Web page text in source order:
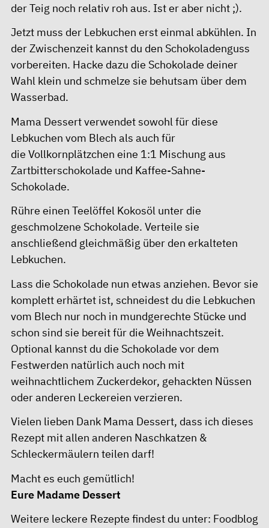
der Teig noch relativ roh aus. Ist er aber nicht ;).
Jetzt muss der Lebkuchen erst einmal abkühlen. In
der Zwischenzeit kannst du den Schokoladenguss
vorbereiten. Hacke dazu die Schokolade deiner
Wahl klein und schmelze sie behutsam über dem
Wasserbad.
Mama Dessert verwendet sowohl für diese
Lebkuchen vom Blech als auch für
die Vollkornplätzchen eine 1:1 Mischung aus
Zartbitterschokolade und Kaffee-Sahne-
Schokolade.
Rühre einen Teelöffel Kokosöl unter die
geschmolzene Schokolade. Verteile sie
anschließend gleichmäßig über den erkalteten
Lebkuchen.
Lass die Schokolade nun etwas anziehen. Bevor sie
komplett erhärtet ist, schneidest du die Lebkuchen
vom Blech nur noch in mundgerechte Stücke und
schon sind sie bereit für die Weihnachtszeit.
Optional kannst du die Schokolade vor dem
Festwerden natürlich auch noch mit
weihnachtlichem Zuckerdekor, gehackten Nüssen
oder anderen Leckereien verzieren.
Vielen lieben Dank Mama Dessert, dass ich dieses
Rezept mit allen anderen Naschkatzen &
Schleckermäulern teilen darf!
Macht es euch gemütlich!
Eure Madame Dessert
Weitere leckere Rezepte findest du unter: Foodblog